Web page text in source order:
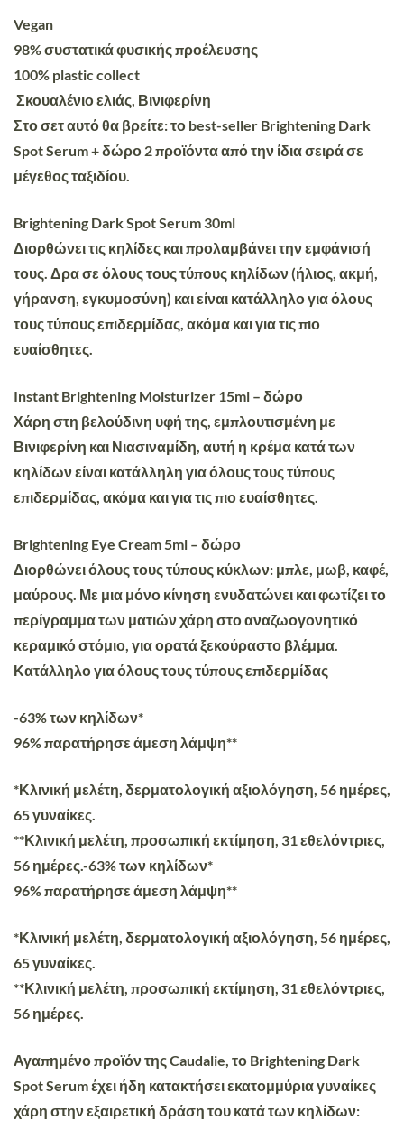
Vegan
98% συστατικά φυσικής προέλευσης
100% plastic collect
Σκουαλένιο ελιάς, Βινιφερίνη
Στο σετ αυτό θα βρείτε: το best-seller Brightening Dark
Spot Serum + δώρο 2 προϊόντα από την ίδια σειρά σε
μέγεθος ταξιδίου
Brightening Dark Spot Serum 30ml
Διορθώνει τις κηλίδες και προλαμβάνει την εμφάνισή
τους. Δρα σε όλους τους τύπους κηλίδων (ήλιος, ακμή,
γήρανση, εγκυμοσύνη) και είναι κατάλληλο για όλους
τους τύπους επιδερμίδας, ακόμα και για τις πιο
ευαίσθητες.
Instant Brightening Moisturizer 15ml – δώρο
Χάρη στη βελούδινη υφή της, εμπλουτισμένη με
Βινιφερίνη και Νιασιναμίδη, αυτή η κρέμα κατά των
κηλίδων είναι κατάλληλη για όλους τους τύπους
επιδερμίδας, ακόμα και για τις πιο ευαίσθητες.
Brightening Eye Cream 5ml – δώρο
Διορθώνει όλους τους τύπους κύκλων: μπλε, μωβ, καφέ,
μαύρους. Με μια μόνο κίνηση ενυδατώνει και φωτίζει το
περίγραμμα των ματιών χάρη στο αναζωογονητικό
κεραμικό στόμιο, για ορατά ξεκούραστο βλέμμα.
Κατάλληλο για όλους τους τύπους επιδερμίδας
-63% των κηλίδων*
96% παρατήρησε άμεση λάμψη**
*Κλινική μελέτη, δερματολογική αξιολόγηση, 56 ημέρες,
65 γυναίκες.
**Κλινική μελέτη, προσωπική εκτίμηση, 31 εθελόντριες,
56 ημέρες.-63% των κηλίδων*
96% παρατήρησε άμεση λάμψη**
*Κλινική μελέτη, δερματολογική αξιολόγηση, 56 ημέρες,
65 γυναίκες.
**Κλινική μελέτη, προσωπική εκτίμηση, 31 εθελόντριες,
56 ημέρες.
Αγαπημένο προϊόν της Caudalie, το Brightening Dark
Spot Serum έχει ήδη κατακτήσει εκατομμύρια γυναίκες
χάρη στην εξαιρετική δράση του κατά των κηλίδων: